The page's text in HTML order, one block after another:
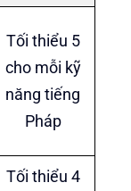
Tối thiểu 5
cho mỗi kỹ
năng tiếng
Pháp
Tối thiểu 4